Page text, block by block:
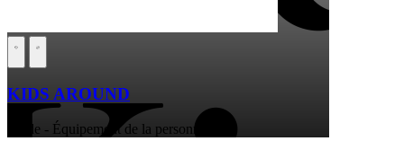
KIDS AROUND
Mode - Équipement de la personne